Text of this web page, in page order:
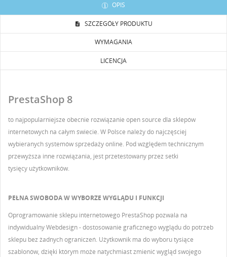
OPIS
SZCZEGÓŁY PRODUKTU
WYMAGANIA
LICENCJA
PrestaShop 8
to najpopularniejsze obecnie rozwiązanie open source dla sklepów
internetowych na całym świecie. W Polsce należy do najczęściej
wybieranych systemów sprzedaży online. Pod względem technicznym
przewyższa inne rozwiązania, jest przetestowany przez setki
tysięcy użytkowników.
PEŁNA SWOBODA W WYBORZE WYGLĄDU I FUNKCJI
Oprogramowanie sklepu internetowego PrestaShop pozwala na
indywidualny Webdesign -dostosowanie graficznego wyglądu do potrzeb
sklepu bez żadnych ograniczeń. Użytkownik ma do wyboru tysiące
szablonów, dzięki którym może natychmiast zmienić wygląd swojego